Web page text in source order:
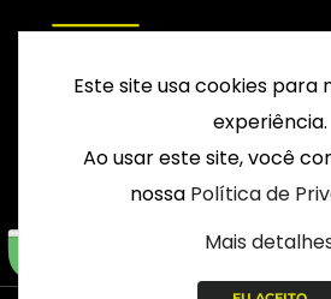
Fale Conosco
Este site usa cookies para
experiência.
Ao usar este site, você
nossa Política de
Mais